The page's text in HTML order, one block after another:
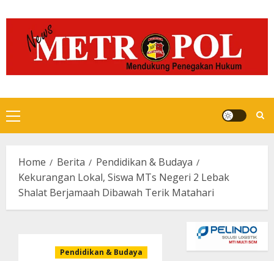
to
content
Primary
Menu
Home Berita
Pendidikan & Budaya
Kekurangan Lokal, Siswa MTs Negeri 2 Lebak
Shalat Berjamaah Dibawah Terik Matahari
Pendidikan & Budaya